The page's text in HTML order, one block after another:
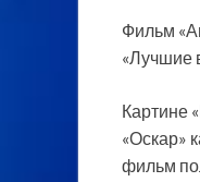
Фильм
«Лучшие
Картине
«Оскар»
фильм